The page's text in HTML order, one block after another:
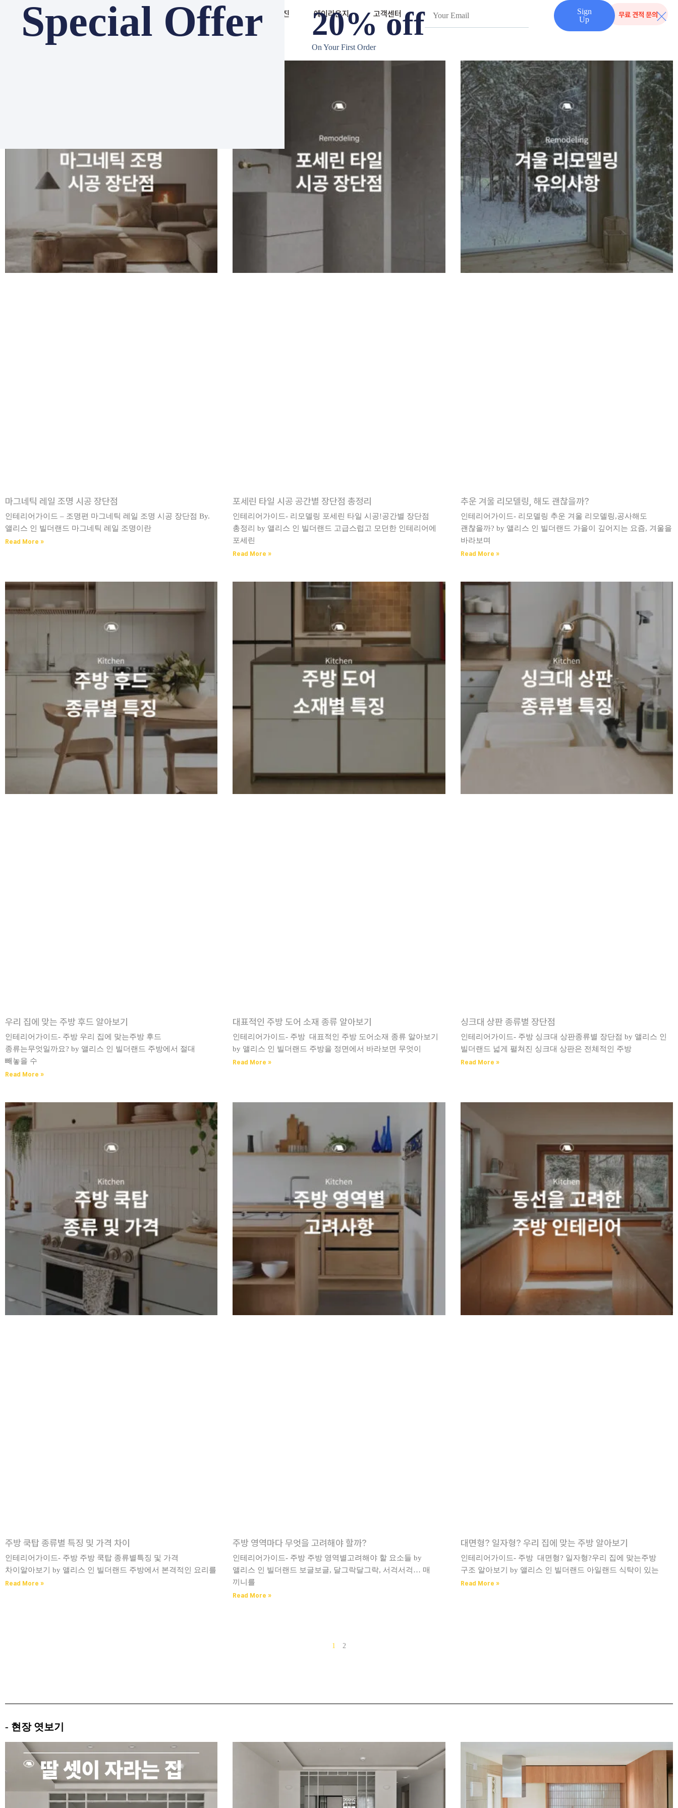
서비스 소개 포트폴리오 앨리스 매거진 에이라운지 고객센터 무료 견적 문의
- 인테리어 가이드
마그네틱 레일 조명 시공 장단점
인테리어가이드 – 조명편​ 마그네틱 레일 조명 시공 장단점 By.
앨리스 인 빌더랜드 마그네틱 레일 조명이란
Read More »
포세린 타일 시공 공간별 장단점 총정리
인테리어가이드- 리모델링 포세린 타일 시공!공간별 장단점
총정리 by 앨리스 인 빌더랜드 고급스럽고 모던한 인테리어에
포세린
Read More »
추운 겨울 리모델링, 해도 괜찮을까?
인테리어가이드- 리모델링 추운 겨울 리모델링,공사해도
괜찮을까? by 앨리스 인 빌더랜드 가을이 깊어지는 요즘, 겨울을
바라보며
Read More »
우리 집에 맞는 주방 후드 알아보기
인테리어가이드- 주방 우리 집에 맞는주방 후드
종류는무엇일까요? by 앨리스 인 빌더랜드 주방에서 절대
빼놓을 수
Read More »
대표적인 주방 도어 소재 종류 알아보기​
인테리어가이드- 주방 대표적인 주방 도어소재 종류 알아보기
by 앨리스 인 빌더랜드 주방을 정면에서 바라보면 무엇이
Read More »
싱크대 상판 종류별 장단점
인테리어가이드- 주방 싱크대 상판종류별 장단점 by 앨리스 인
빌더랜드 넓게 펼쳐진 싱크대 상판은 전체적인 주방
Read More »
주방 쿡탑 종류별 특징 및 가격 차이
인테리어가이드- 주방 주방 쿡탑 종류별특징 및 가격
차이알아보기 by 앨리스 인 빌더랜드 주방에서 본격적인 요리를
Read More »
주방 영역마다 무엇을 고려해야 할까?
인테리어가이드- 주방 주방 영역별고려해야 할 요소들 by
앨리스 인 빌더랜드 보글보글, 달그락달그락, 서걱서걱… 매
끼니를
Read More »
대면형? 일자형? 우리 집에 맞는 주방 알아보기
인테리어가이드- 주방 대면형? 일자형?우리 집에 맞는주방
구조 알아보기 by 앨리스 인 빌더랜드 아일랜드 식탁이 있는
Read More »
1 2
- 현장 엿보기
Special Offer 20% off
On Your First Order
Sign
Up